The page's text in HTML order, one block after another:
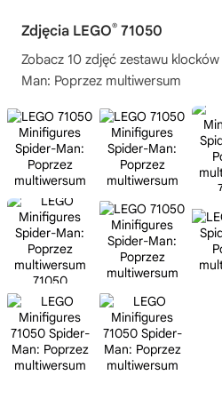
Zdjęcia LEGO® 71050
Zobacz 10 zdjęć zestawu klocków
Man: Poprzez multiwersum